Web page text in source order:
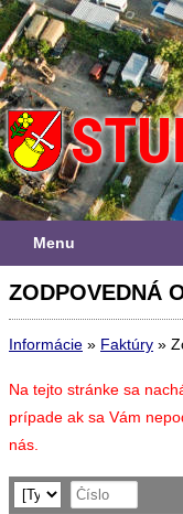
Menu
ZODPOVEDNÁ
Informácie » Faktúry »
Na tejto stránke sa
prípade ak sa Vám
nás.